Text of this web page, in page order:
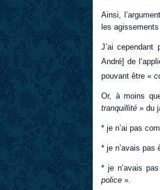
Ainsi,
les
J’ai
André] de
pouvant être «
Or, à moins
tranquillité » du
* je n’ai pas
* je n’avais pas
* je n’avais
police ».